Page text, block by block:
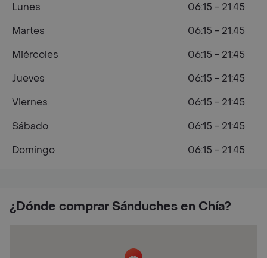
¿Dónde comprar Sánduches en Chía?
Lunes
06:15 - 21:45
Martes
06:15 - 21:45
Miércoles
06:15 - 21:45
Jueves
06:15 - 21:45
Viernes
06:15 - 21:45
Sábado
06:15 - 21:45
Domingo
06:15 - 21:45